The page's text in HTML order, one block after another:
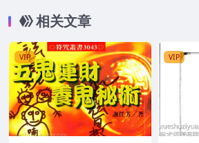
相关文章
VIP VIP